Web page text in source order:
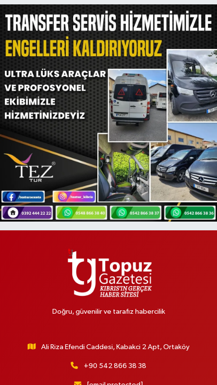
Doğru, güvenilir ve tarafız habercilik
Ali Riza Efendi Caddesi, Kabakci 2 Apt, Ortaköy
+90 542 866 38 38